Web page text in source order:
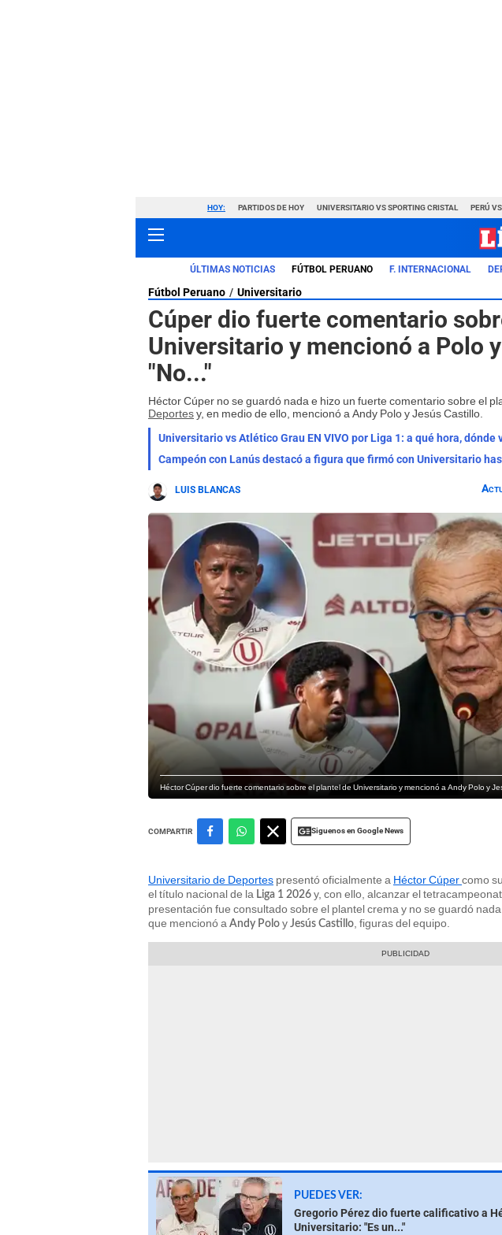
HOY: PARTIDOS DE HOY UNIVERSITARIO VS SPORTING CRISTAL PERÚ
ÚLTIMAS NOTICIAS FÚTBOL PERUANO F. INTERNACIONAL
Fútbol Peruano Universitario
Cúper dio fuerte comentario
Universitario y mencionó a Polo
"No..."
Héctor Cúper no se guardó nada e hizo un fuerte comentario sobre el
Deportesy, en medio de ello, mencionó a Andy Polo y Jesús Castillo.
Universitario vs Atlético Grau EN VIVO por Liga 1: a qué hora, dónde
Campeón con Lanús destacó a figura que firmó con Universitario
LUIS BLANCAS
Héctor Cúper dio fuerte comentario sobre el plantel de Universitario y mencionó a Andy Polo y
COMPARTIR Siguenos en Google News
Universitario de Deportes presentó oficialmente a Héctor Cúpercomo
el título nacional de la Liga 1 2026 y, con ello, alcanzar el
presentación fue consultado sobre el plantel crema y no se guardó
que mencionó a Andy Polo y Jesús Castillo , figuras del equipo.
PUEDES VER:
Gregorio Pérez dio fuerte calificativo a
Universitario: "Es un..."